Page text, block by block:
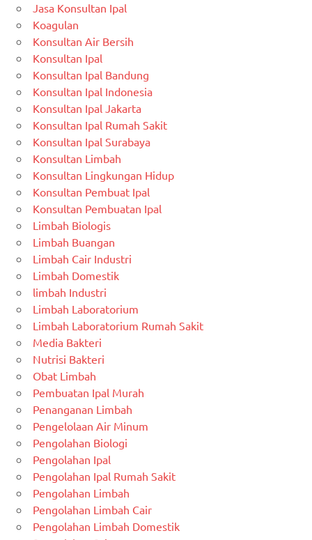
Jasa Konsultan Ipal
Koagulan
Konsultan Air Bersih
Konsultan Ipal
Konsultan Ipal Bandung
Konsultan Ipal Indonesia
Konsultan Ipal Jakarta
Konsultan Ipal Rumah Sakit
Konsultan Ipal Surabaya
Konsultan Limbah
Konsultan Lingkungan Hidup
Konsultan Pembuat Ipal
Konsultan Pembuatan Ipal
Limbah Biologis
Limbah Buangan
Limbah Cair Industri
Limbah Domestik
limbah Industri
Limbah Laboratorium
Limbah Laboratorium Rumah Sakit
Media Bakteri
Nutrisi Bakteri
Obat Limbah
Pembuatan Ipal Murah
Penanganan Limbah
Pengelolaan Air Minum
Pengolahan Biologi
Pengolahan Ipal
Pengolahan Ipal Rumah Sakit
Pengolahan Limbah
Pengolahan Limbah Cair
Pengolahan Limbah Domestik